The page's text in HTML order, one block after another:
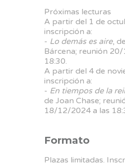
Próximas lecturas
A partir del 1 de
inscripción a:
- Lo demás es aire,
Bárcena; reunión
18:30.
A partir del 4 de
inscripción a:
- En tiempos de la
de Joan Chase;
18/12/2024 a las
Formato
Plazas limitadas.